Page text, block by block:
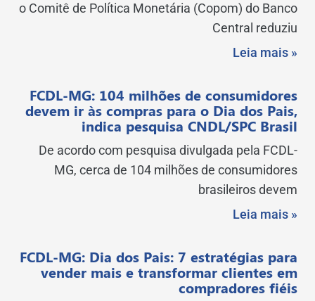
o Comitê de Política Monetária (Copom) do Banco
Central reduziu
Leia mais »
FCDL-MG: 104 milhões de consumidores
devem ir às compras para o Dia dos Pais,
indica pesquisa CNDL/SPC Brasil
De acordo com pesquisa divulgada pela FCDL-
MG, cerca de 104 milhões de consumidores
brasileiros devem
Leia mais »
FCDL-MG: Dia dos Pais: 7 estratégias para
vender mais e transformar clientes em
compradores fiéis